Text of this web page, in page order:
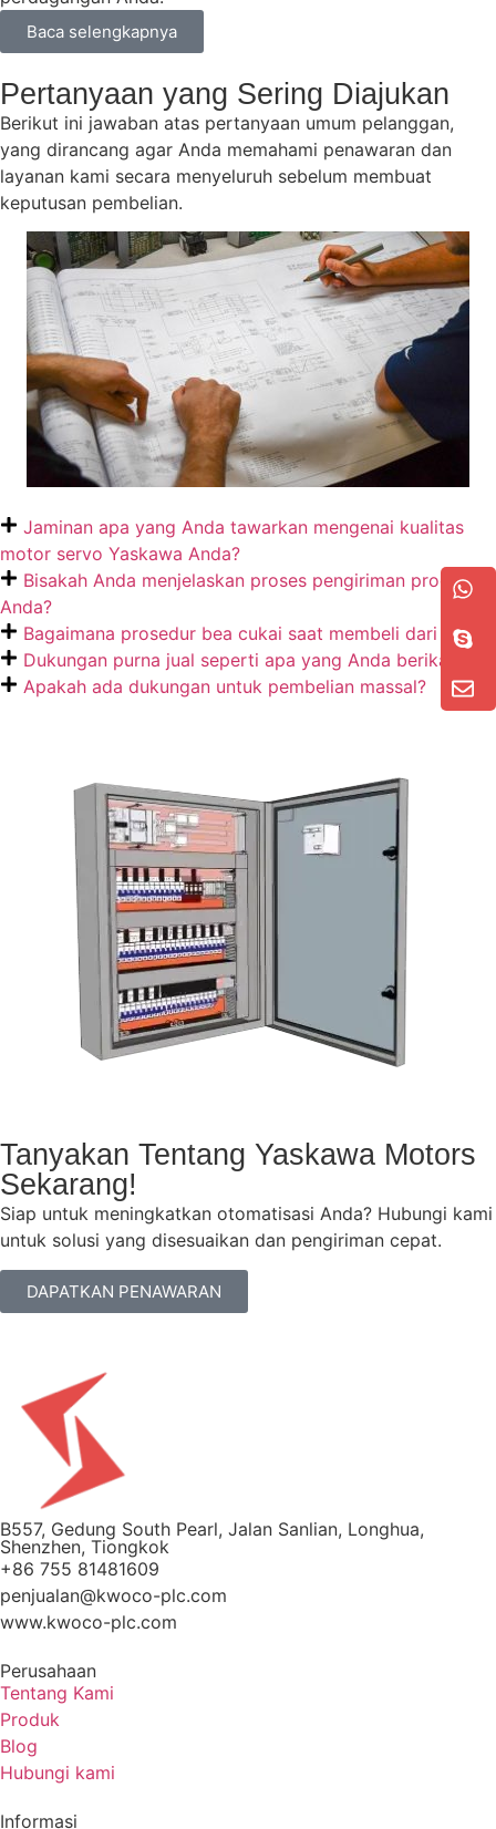
Baca selengkapnya
Pertanyaan yang Sering Diajukan
Berikut ini jawaban atas pertanyaan umum pelanggan,
yang dirancang agar Anda memahami penawaran dan
layanan kami secara menyeluruh sebelum membuat
keputusan pembelian.
Jaminan apa yang Anda tawarkan mengenai kualitas
motor servo Yaskawa Anda?
Bisakah Anda menjelaskan proses pengiriman produk
Anda?
Bagaimana prosedur bea cukai saat membeli dari Anda?
Dukungan purna jual seperti apa yang Anda berikan?
Apakah ada dukungan untuk pembelian massal?
Tanyakan Tentang Yaskawa Motors
Sekarang!
Siap untuk meningkatkan otomatisasi Anda? Hubungi kami
untuk solusi yang disesuaikan dan pengiriman cepat.
DAPATKAN PENAWARAN
B557, Gedung South Pearl, Jalan Sanlian, Longhua,
Shenzhen, Tiongkok
+86 755 81481609
penjualan@kwoco-plc.com
www.kwoco-plc.com
Perusahaan
Tentang Kami
Produk
Blog
Hubungi kami
Informasi